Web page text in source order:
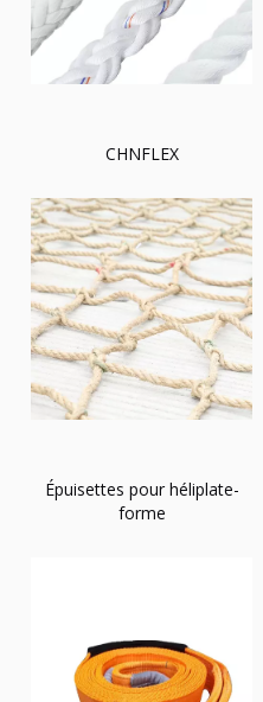
CHNFLEX
Épuisettes pour héliplate-
forme